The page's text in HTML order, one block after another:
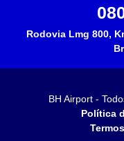
Rodovia Lmg 800,
BH Airport -
Política